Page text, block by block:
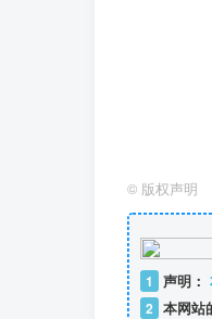
© 版权声明
1 声明：
2 本网站